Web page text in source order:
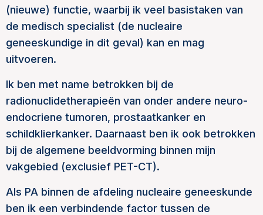
(nieuwe) functie, waarbij ik veel basistaken van
de medisch specialist (de nucleaire
geneeskundige in dit geval) kan en mag
uitvoeren.
Ik ben met name betrokken bij de
radionuclidetherapieën van onder andere neuro-
endocriene tumoren, prostaatkanker en
schildklierkanker. Daarnaast ben ik ook betrokken
bij de algemene beeldvorming binnen mijn
vakgebied (exclusief PET-CT).
Als PA binnen de afdeling nucleaire geneeskunde
ben ik een verbindende factor tussen de